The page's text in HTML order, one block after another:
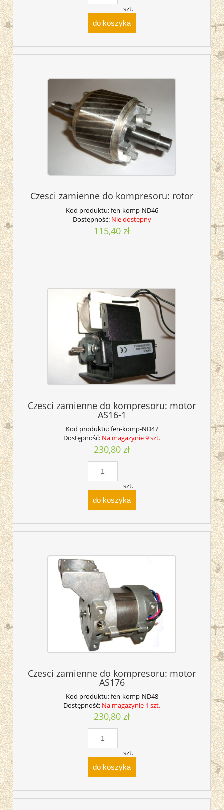
szt.
do koszyka
Czesci zamienne do kompresoru: rotor
Kod produktu:fen-komp-ND46
Dostępność: Nie dostepny
115,40 zł
Czesci zamienne do kompresoru: motor
AS16-1
Kod produktu:fen-komp-ND47
Dostępność: Na magazynie 9 szt.
230,80 zł
szt.
do koszyka
Czesci zamienne do kompresoru: motor
AS176
Kod produktu:fen-komp-ND48
Dostępność: Na magazynie 1 szt.
230,80 zł
szt.
do koszyka